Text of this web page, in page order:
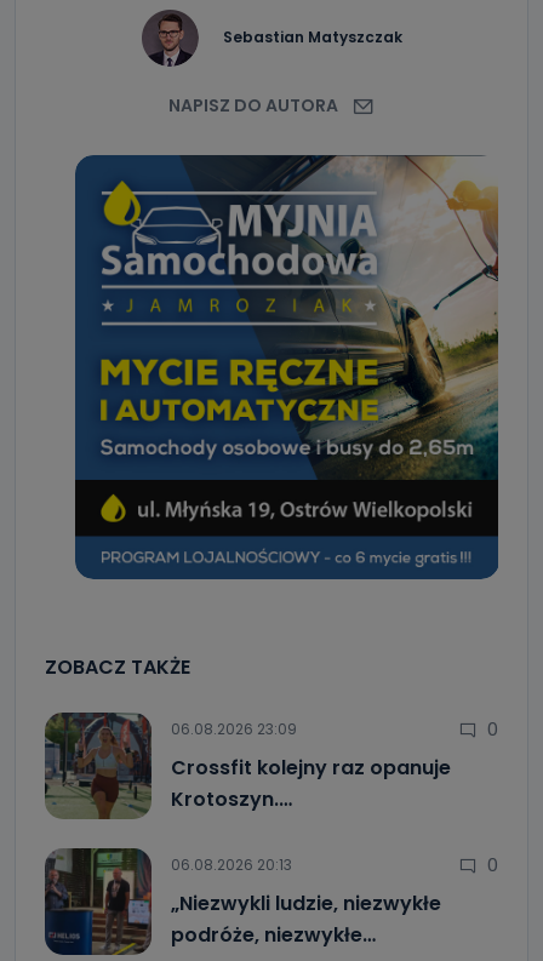
Sebastian Matyszczak
NAPISZ DO AUTORA
ZOBACZ TAKŻE
06.08.2026 23:09 0
Crossfit kolejny raz opanuje
Krotoszyn.…
06.08.2026 20:13 0
„Niezwykli ludzie, niezwykłe
podróże, niezwykłe…